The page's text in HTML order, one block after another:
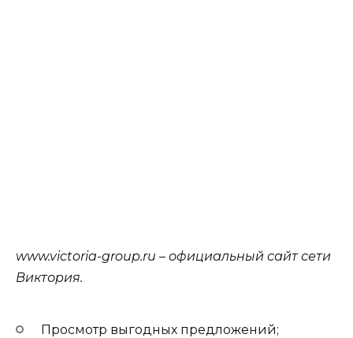
www.victoria-group.ru – официальный сайт сети
Виктория.
Просмотр выгодных предложений;